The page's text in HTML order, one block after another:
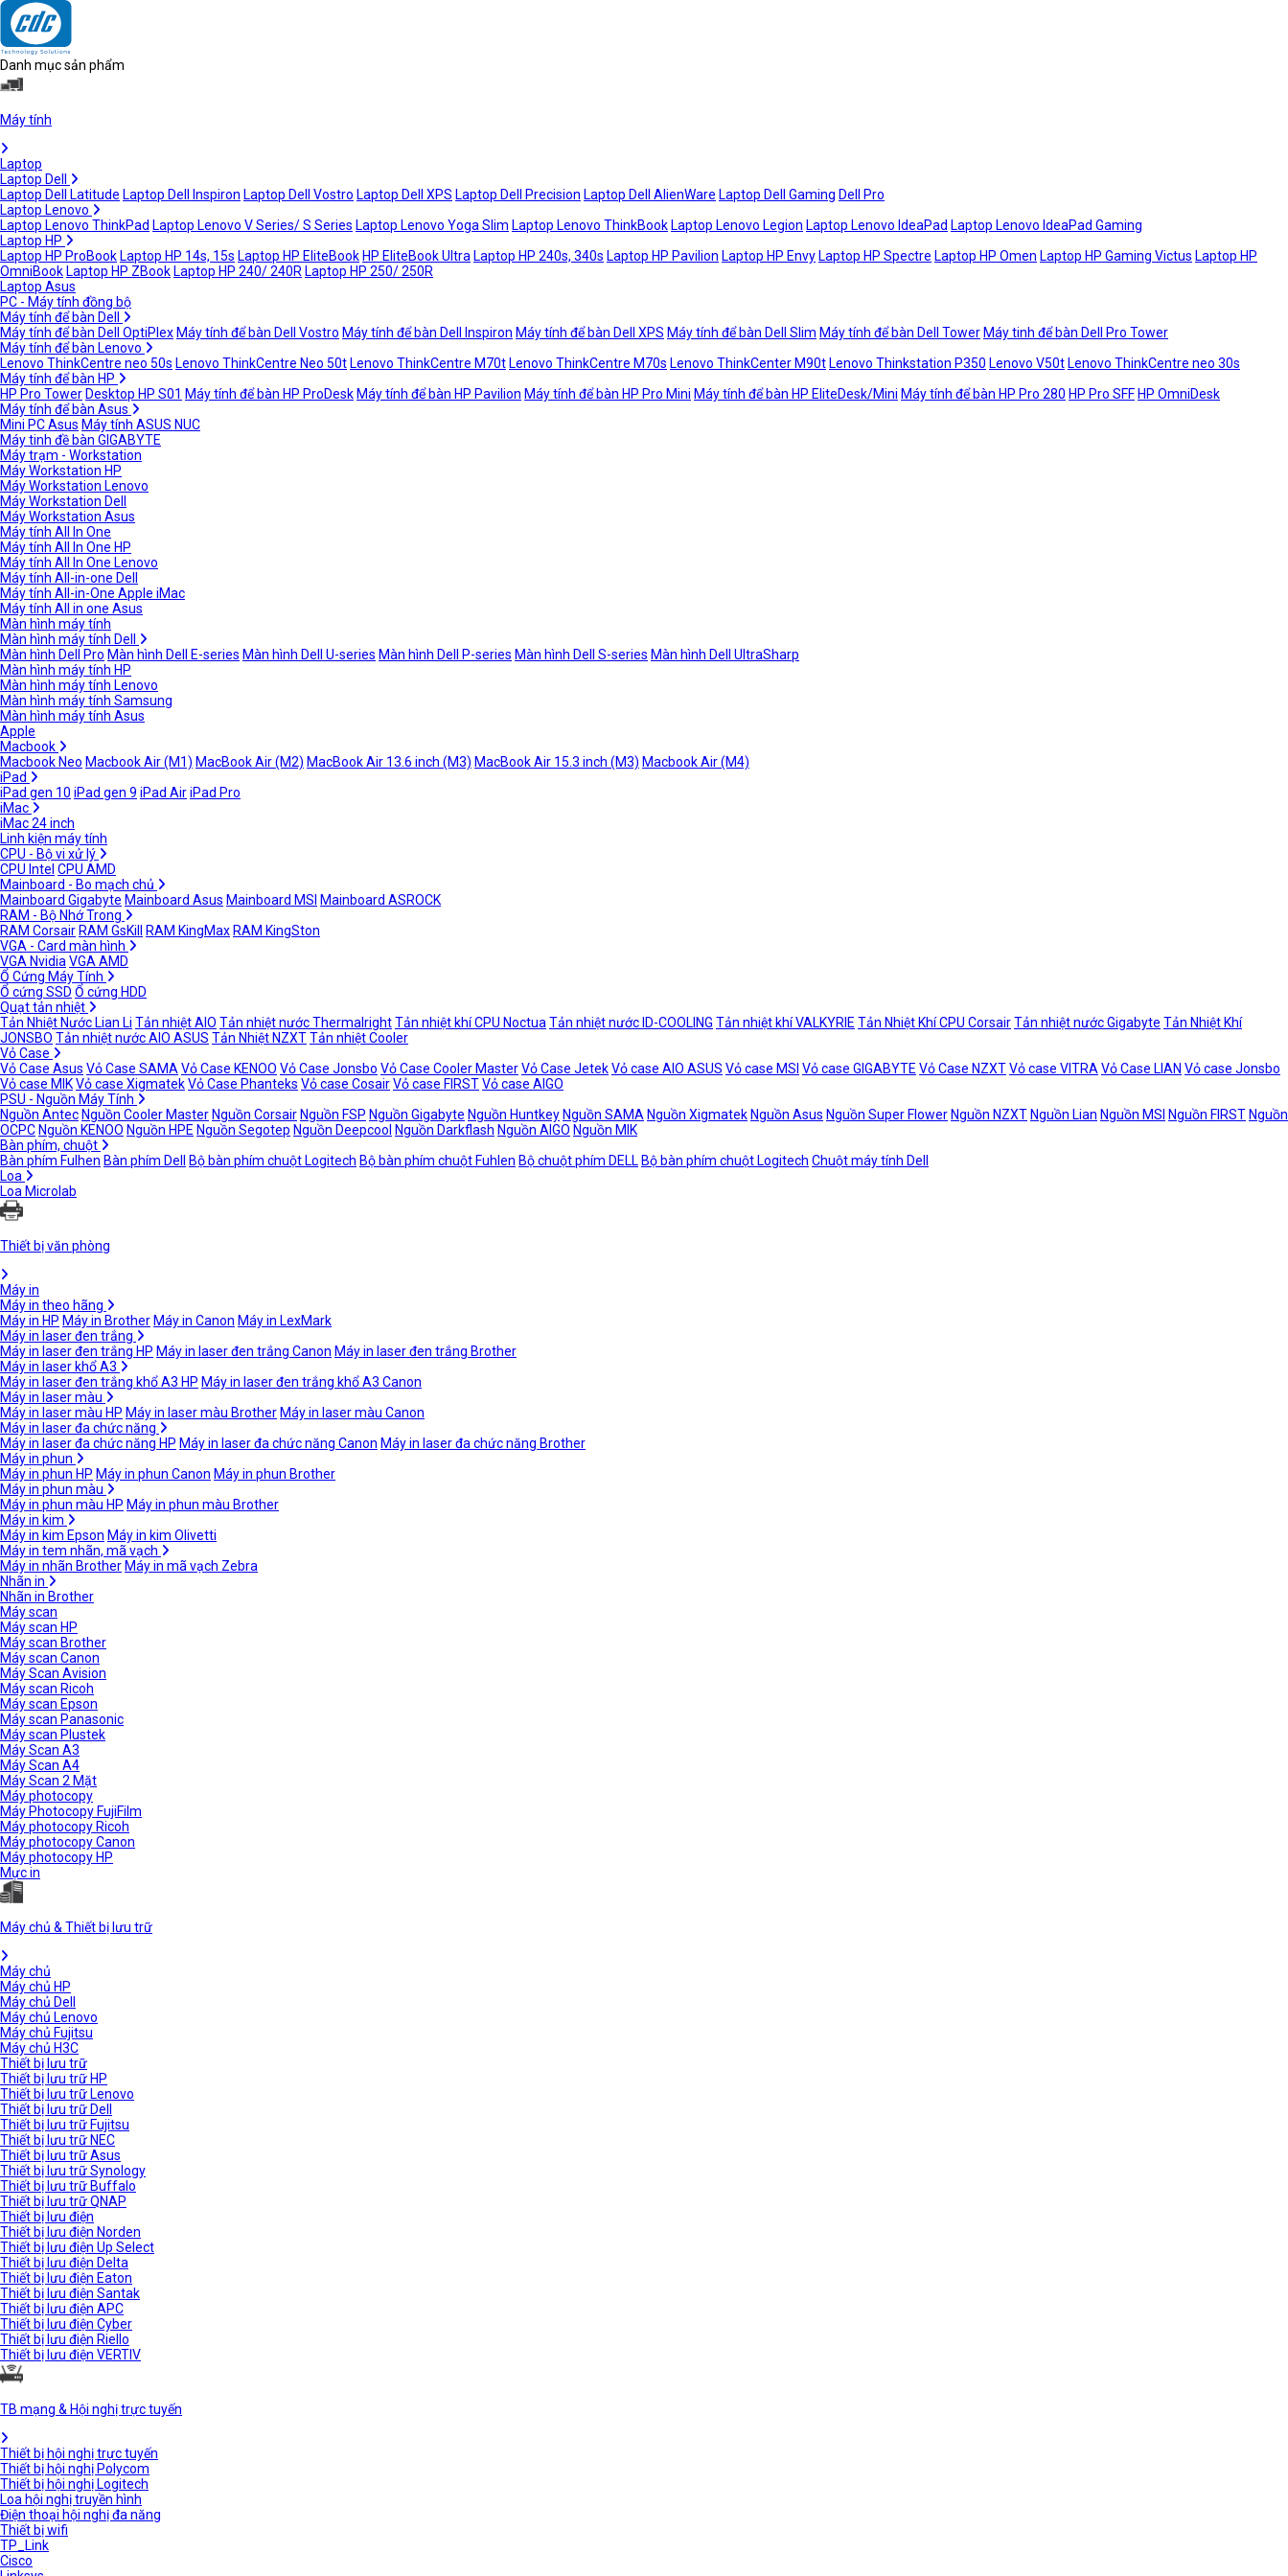
Danh mục sản phẩm
Máy tính
Laptop
Laptop Dell
Laptop Dell Latitude Laptop Dell Inspiron Laptop Dell Vostro Laptop Dell XPS Laptop Dell Precision Laptop Dell AlienWare Laptop Dell Gaming Dell Pro
Laptop Lenovo
Laptop Lenovo ThinkPad Laptop Lenovo V Series/ S Series Laptop Lenovo Yoga Slim Laptop Lenovo ThinkBook Laptop Lenovo Legion Laptop Lenovo IdeaPad Laptop Lenovo IdeaPad Gaming
Laptop HP
Laptop HP ProBook Laptop HP 14s, 15s Laptop HP EliteBook HP EliteBook Ultra Laptop HP 240s, 340s Laptop HP Pavilion Laptop HP Envy Laptop HP Spectre Laptop HP Omen Laptop HP Gaming Victus Laptop HP
OmniBook Laptop HP ZBook Laptop HP 240/ 240R Laptop HP 250/ 250R
Laptop Asus
PC - Máy tính đồng bộ
Máy tính để bàn Dell
Máy tính để bàn Dell OptiPlex Máy tính để bàn Dell Vostro Máy tính để bàn Dell Inspiron Máy tính để bàn Dell XPS Máy tính để bàn Dell Slim Máy tính để bàn Dell Tower Máy tinh để bàn Dell Pro Tower
Máy tính để bàn Lenovo
Lenovo ThinkCentre neo 50s Lenovo ThinkCentre Neo 50t Lenovo ThinkCentre M70t Lenovo ThinkCentre M70s Lenovo ThinkCenter M90t Lenovo Thinkstation P350 Lenovo V50t Lenovo ThinkCentre neo 30s
Máy tính để bàn HP
HP Pro Tower Desktop HP S01 Máy tính để bàn HP ProDesk Máy tính để bàn HP Pavilion Máy tính để bàn HP Pro Mini Máy tính để bàn HP EliteDesk/Mini Máy tính để bàn HP Pro 280 HP Pro SFF HP OmniDesk
Máy tính để bàn Asus
Mini PC Asus Máy tính ASUS NUC
Máy tinh đề bàn GIGABYTE
Máy trạm - Workstation
Máy Workstation HP
Máy Workstation Lenovo
Máy Workstation Dell
Máy Workstation Asus
Máy tính All In One
Máy tính All In One HP
Máy tính All In One Lenovo
Máy tính All-in-one Dell
Máy tính All-in-One Apple iMac
Máy tính All in one Asus
Màn hình máy tính
Màn hình máy tính Dell
Màn hình Dell Pro Màn hình Dell E-series Màn hình Dell U-series Màn hình Dell P-series Màn hình Dell S-series Màn hình Dell UltraSharp
Màn hình máy tính HP
Màn hình máy tính Lenovo
Màn hình máy tính Samsung
Màn hình máy tính Asus
Apple
Macbook
Macbook Neo Macbook Air (M1) MacBook Air (M2) MacBook Air 13.6 inch (M3) MacBook Air 15.3 inch (M3) Macbook Air (M4)
iPad
iPad gen 10 iPad gen 9 iPad AiriPad Pro
iMac
iMac 24 inch
Linh kiện máy tính
CPU - Bộ vi xử lý
CPU Intel CPU AMD
Mainboard - Bo mạch chủ
Mainboard Gigabyte Mainboard Asus Mainboard MSI Mainboard ASROCK
RAM - Bộ Nhớ Trong
RAM Corsair RAM GsKill RAM KingMax RAM KingSton
VGA - Card màn hình
VGA Nvidia VGA AMD
Ổ Cứng Máy Tính
Ổ cứng SSD Ổ cứng HDD
Quạt tản nhiệt
Tản Nhiệt Nước Lian Li Tản nhiệt AIO Tản nhiệt nước ThermalrightTản nhiệt khí CPU Noctua Tản nhiệt nước ID-COOLING Tản nhiệt khí VALKYRIE Tản Nhiệt Khí CPU CorsairTản nhiệt nước Gigabyte Tản Nhiệt Khí
JONSBO Tản nhiệt nước AIO ASUS Tản Nhiệt NZXTTản nhiệt Cooler
Vỏ Case
Vỏ Case Asus Vỏ Case SAMA Vỏ Case KENOO Vỏ Case Jonsbo Vỏ Case Cooler MasterVỏ Case JetekVỏ case AIO ASUS Vỏ case MSI Vỏ case GIGABYTE Vỏ Case NZXTVỏ case VITRA Vỏ Case LIAN Vỏ case Jonsbo
Vỏ case MIKVỏ case XigmatekVỏ Case Phanteks Vỏ case CosairVỏ case FIRSTVỏ case AIGO
PSU - Nguồn Máy Tính
Nguồn Antec Nguồn Cooler Master Nguồn Corsair Nguồn FSP Nguồn Gigabyte Nguồn Huntkey Nguồn SAMA Nguồn Xigmatek Nguồn Asus Nguồn Super Flower Nguồn NZXT Nguồn Lian Nguồn MSI Nguồn FIRST Nguồn
OCPC Nguồn KENOO Nguồn HPE Nguồn Segotep Nguồn Deepcool Nguồn Darkflash Nguồn AIGO Nguồn MIK
Bàn phím, chuột
Bàn phím Fulhen Bàn phím Dell Bộ bàn phím chuột Logitech Bộ bàn phím chuột Fuhlen Bộ chuột phím DELL Bộ bàn phím chuột Logitech Chuột máy tính Dell
Loa
Loa Microlab
Thiết bị văn phòng
Máy in
Máy in theo hãng
Máy in HP Máy in Brother Máy in Canon Máy in LexMark
Máy in laser đen trắng
Máy in laser đen trắng HP Máy in laser đen trắng Canon Máy in laser đen trắng Brother
Máy in laser khổ A3
Máy in laser đen trắng khổ A3 HP Máy in laser đen trắng khổ A3 Canon
Máy in laser màu
Máy in laser màu HP Máy in laser màu Brother Máy in laser màu Canon
Máy in laser đa chức năng
Máy in laser đa chức năng HP Máy in laser đa chức năng Canon Máy in laser đa chức năng Brother
Máy in phun
Máy in phun HP Máy in phun Canon Máy in phun Brother
Máy in phun màu
Máy in phun màu HP Máy in phun màu Brother
Máy in kim
Máy in kim Epson Máy in kim Olivetti
Máy in tem nhãn, mã vạch
Máy in nhãn Brother Máy in mã vạch Zebra
Nhãn in
Nhãn in Brother
Máy scan
Máy scan HP
Máy scan Brother
Máy scan Canon
Máy Scan Avision
Máy scan Ricoh
Máy scan Epson
Máy scan Panasonic
Máy scan Plustek
Máy Scan A3
Máy Scan A4
Máy Scan 2 Mặt
Máy photocopy
Máy Photocopy FujiFilm
Máy photocopy Ricoh
Máy photocopy Canon
Máy photocopy HP
Mực in
Máy chủ & Thiết bị lưu trữ
Máy chủ
Máy chủ HP
Máy chủ Dell
Máy chủ Lenovo
Máy chủ Fujitsu
Máy chủ H3C
Thiết bị lưu trữ
Thiết bị lưu trữ HP
Thiết bị lưu trữ Lenovo
Thiết bị lưu trữ Dell
Thiết bị lưu trữ Fujitsu
Thiết bị lưu trữ NEC
Thiết bị lưu trữ Asus
Thiết bị lưu trữ Synology
Thiết bị lưu trữ Buffalo
Thiết bị lưu trữ QNAP
Thiết bị lưu điện
Thiết bị lưu điện Norden
Thiết bị lưu điện Up Select
Thiết bị lưu điện Delta
Thiết bị lưu điện Eaton
Thiết bị lưu điện Santak
Thiết bị lưu điện APC
Thiết bị lưu điện Cyber
Thiết bị lưu điện Riello
Thiết bị lưu điện VERTIV
TB mạng & Hội nghị trực tuyến
Thiết bị hội nghị trực tuyến
Thiết bị hội nghị Polycom
Thiết bị hội nghị Logitech
Loa hội nghị truyền hình
Điện thoại hội nghị đa năng
Thiết bị wifi
TP_Link
Cisco